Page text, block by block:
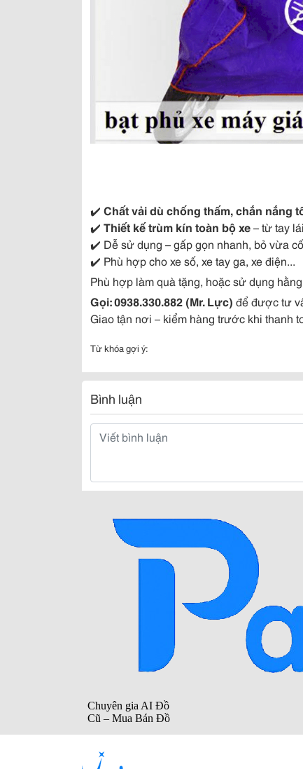
✔️ Chất vải dù chống thấm, chắn nắng
✔️ Thiết kế trùm kín toàn bộ xe– từ tay
✔️ Dễ sử dụng – gấp gọn nhanh, bỏ vừa
✔️ Phù hợp cho xe số, xe tay ga, xe điện...
Phù hợp làm quà tặng, hoặc sử dụng
Gọi: 0938.330.882 (Mr. Lực) để được tư
Giao tận nơi – kiểm hàng trước khi thanh
Từ khóa gợi ý:
Bình luận